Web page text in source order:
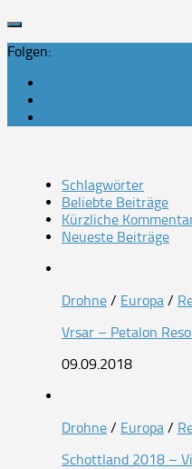
Folgen:
Schlagwörter
Beliebte Beiträge
Kürzliche
Neueste Beiträge
Drohne / Europa /
Vrsar – Petalon
09.09.2018
Drohne / Europa /
Schottland 2018 –